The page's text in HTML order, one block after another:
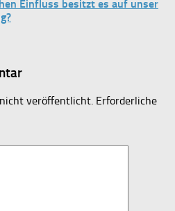
Einfluss besitzt es auf unser
veröffentlicht. Erforderliche